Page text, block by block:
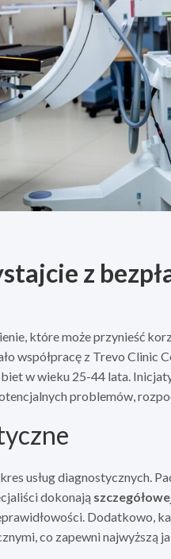
z
które może przynieść
współpracę z Trevo
w wieku 25-44 lata.
problemów,
usług diagnostycznych.
dokonają
Dodatkowo,
co zapewni najwyższą